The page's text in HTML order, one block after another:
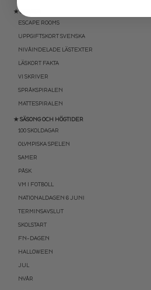
★ SERIER
ESCAPE ROOMS
UPPGIFTSKORT SVENSKA
NIVÅINDELADE LÄSTEXTER
LÄSKORT FAKTA
VI SKRIVER
SPRÅKSPIRALEN
MATTESPIRALEN
★ SÄSONG OCH HÖGTIDER
100 SKOLDAGAR
OLYMPISKA SPELEN
SAMER
PÅSK
VM I FOTBOLL
NATIONALDAGEN 6 JUNI
TERMINSAVSLUT
SKOLSTART
FN-DAGEN
HALLOWEEN
JUL
NYÅR